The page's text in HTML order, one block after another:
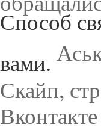
Способ
Скайп,